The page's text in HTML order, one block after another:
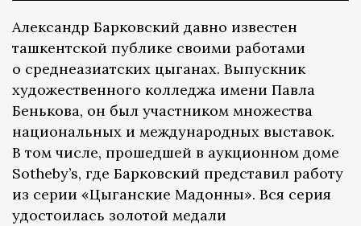
Александр Барковский давно известен
ташкентской публике своими работами
о среднеазиатских цыганах. Выпускник
художественного колледжа имени Павла
Бенькова, он был участником множества
национальных и международных выставок.
В том числе, прошедшей в аукционном доме
Sotheby’s, где Барковский представил работу
из серии «Цыганские Мадонны». Вся серия
удостоилась золотой медали